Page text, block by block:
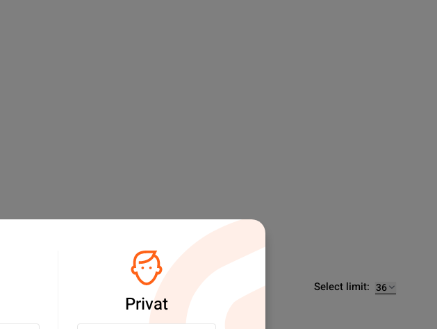
Select limit:
Privat